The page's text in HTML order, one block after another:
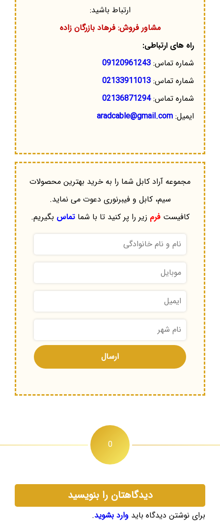
ارتباط باشید:
مشاور فروش: فرهاد بازرگان زاده
راه های ارتباطی:
شماره تماس: 09120961243
شماره تماس: 02133911013
شماره تماس:02136871294
ایمیل: aradcable@gmail.com
مجموعه آراد کابل شما را به خرید بهترین محصولات
سیم، کابل و فیبرنوری دعوت می نماید.
کافیستفرم زیر را پر کنید تا با شماتماس بگیریم.
0
دیدگاهتان را بنویسید
برای نوشتن دیدگاه باید وارد بشوید.